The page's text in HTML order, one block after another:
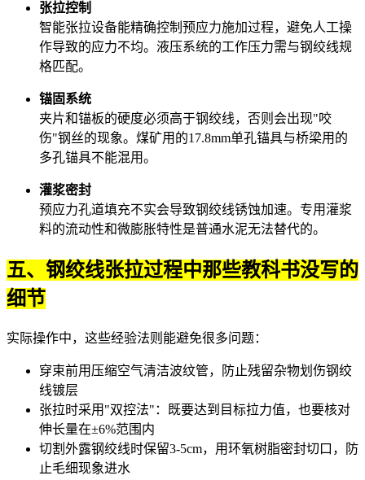
张拉控制
智能张拉设备能精确控制预应力施加过程，避免人工操
作导致的应力不均。液压系统的工作压力需与钢绞线规
格匹配。
锚固系统
夹片和锚板的硬度必须高于钢绞线，否则会出现"咬
伤"钢丝的现象。煤矿用的17.8mm单孔锚具与桥梁用的
多孔锚具不能混用。
灌浆密封
预应力孔道填充不实会导致钢绞线锈蚀加速。专用灌浆
料的流动性和微膨胀特性是普通水泥无法替代的。
五、钢绞线张拉过程中那些教科书没写的
细节
实际操作中，这些经验法则能避免很多问题：
穿束前用压缩空气清洁波纹管，防止残留杂物划伤钢绞
线镀层
张拉时采用"双控法"：既要达到目标拉力值，也要核对
伸长量在±6%范围内
切割外露钢绞线时保留3-5cm，用环氧树脂密封切口，防
止毛细现象进水